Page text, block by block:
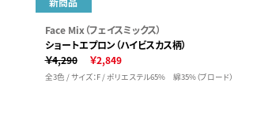
Face Mix（フェイスミックス）
ショートエプロン（ハイビスカス柄）
￥4,290
￥2,849
全3色 / サイズ：F / ポリエステル65% 綿35%（ブロード）